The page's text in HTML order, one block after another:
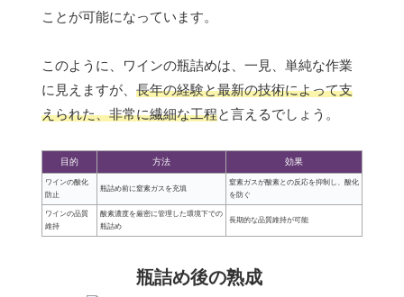
ことが可能になっています。
このように、ワインの瓶詰めは、一見、単純な作業
に見えますが、 長年の経験と最新の技術によって支
えられた、非常に繊細な工程と言えるでしょう。
目的 方法 効果
ワインの酸化
防止
瓶詰め前に窒素ガスを充填
窒素ガスが酸素との反応を抑制し、酸化
を防ぐ
ワインの品質
維持
酸素濃度を厳密に管理した環境下での
瓶詰め
長期的な品質維持が可能
瓶詰め後の熟成